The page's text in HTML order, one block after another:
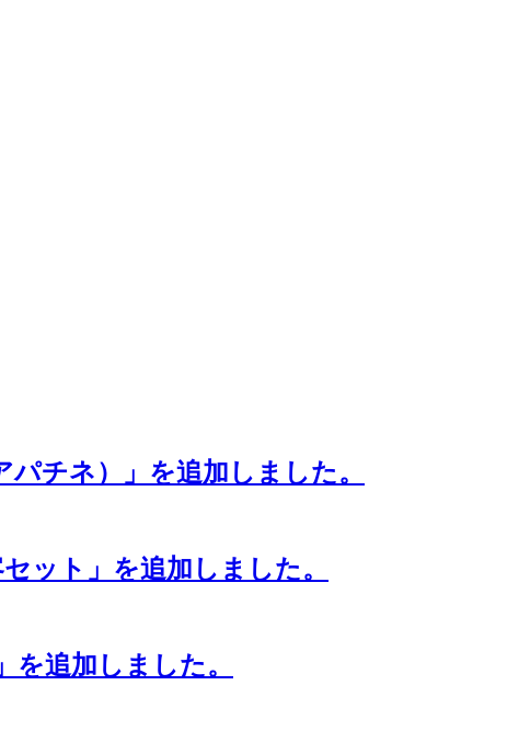
チネ）」を追加しました。
ト」を追加しました。
追加しました。